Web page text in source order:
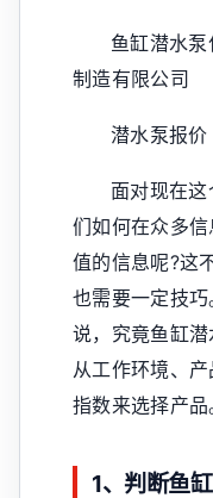
鱼缸潜水
制造有限公司
潜水泵报价
面对现在
们如何在众多
值的信息呢?这
也需要一定技
说，究竟鱼缸
从工作环境、
指数来选择产品
1、判断鱼